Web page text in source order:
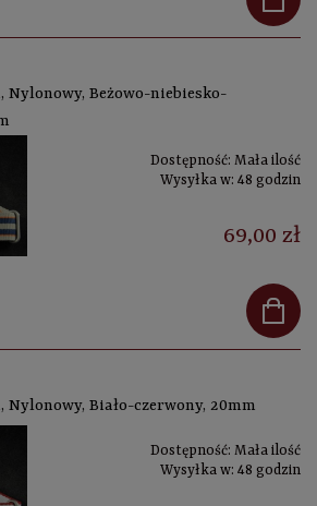
Nylonowy, Beżowo-niebiesko-
Dostępność: Mała ilość
Wysyłka w: 48 godzin
69,00 zł
Nylonowy, Biało-czerwony, 20mm
Dostępność: Mała ilość
Wysyłka w: 48 godzin